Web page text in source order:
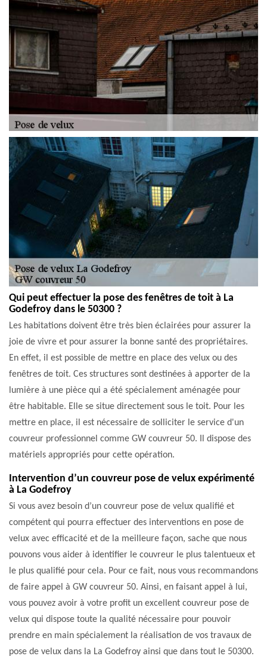
Qui peut effectuer la pose des fenêtres de toit à La
Godefroy dans le 50300 ?
Les habitations doivent être très bien éclairées pour assurer la
joie de vivre et pour assurer la bonne santé des propriétaires.
En effet, il est possible de mettre en place des velux ou des
fenêtres de toit. Ces structures sont destinées à apporter de la
lumière à une pièce qui a été spécialement aménagée pour
être habitable. Elle se situe directement sous le toit. Pour les
mettre en place, il est nécessaire de solliciter le service d'un
couvreur professionnel comme GW couvreur 50. Il dispose des
matériels appropriés pour cette opération.
Intervention d’un couvreur pose de velux expérimenté
à La Godefroy
Si vous avez besoin d’un couvreur pose de velux qualifié et
compétent qui pourra effectuer des interventions en pose de
velux avec efficacité et de la meilleure façon, sache que nous
pouvons vous aider à identifier le couvreur le plus talentueux et
le plus qualifié pour cela. Pour ce fait, nous vous recommandons
de faire appel à GW couvreur 50. Ainsi, en faisant appel à lui,
vous pouvez avoir à votre profit un excellent couvreur pose de
velux qui dispose toute la qualité nécessaire pour pouvoir
prendre en main spécialement la réalisation de vos travaux de
pose de velux dans la La Godefroy ainsi que dans tout le 50300.